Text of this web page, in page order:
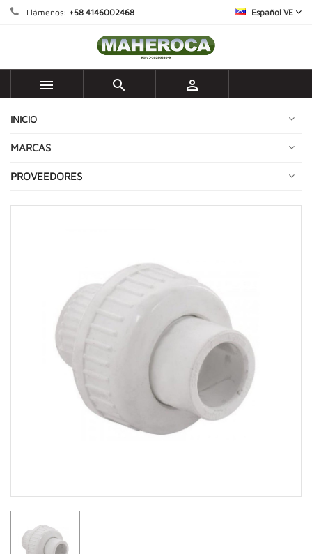
Llámenos: +58 4146002468 Español VE
  
INICIO
MARCAS
PROVEEDORES